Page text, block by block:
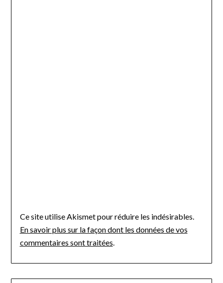
Ce site utilise Akismet pour réduire les indésirables.
En savoir plus sur la façon dont les données de vos
commentaires sont traitées.